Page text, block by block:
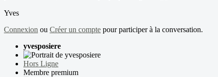
Yves
Connexion ou Créer un compte pour participer à la conversation.
yvesposiere
Hors Ligne
Membre premium